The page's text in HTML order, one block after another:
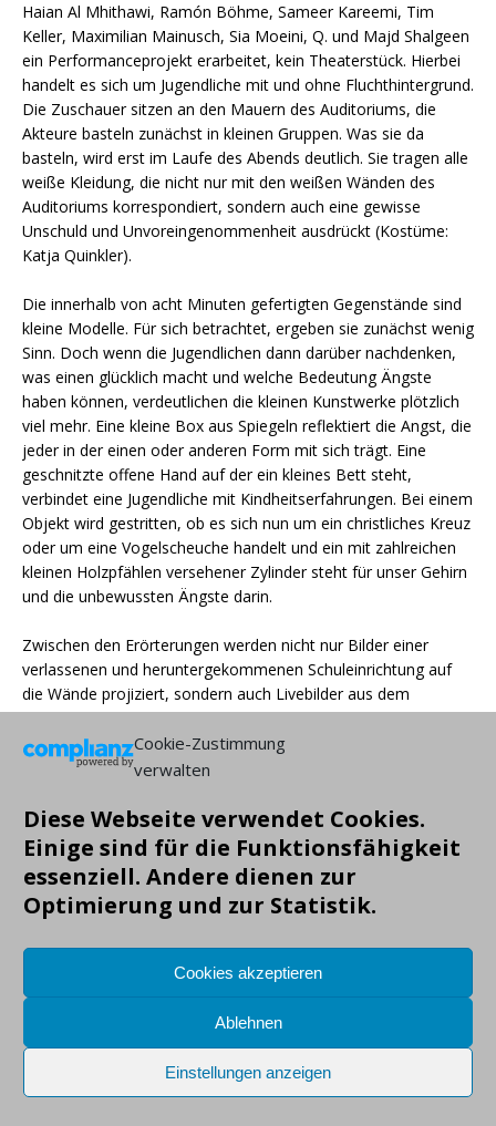
Cookie-Zustimmung
verwalten
Diese Webseite verwendet Cookies.
Einige sind für die Funktionsfähigkeit
essenziell. Andere dienen zur
Optimierung und zur Statistik.
Cookies akzeptieren
Ablehnen
Einstellungen anzeigen
Haian Al Mhithawi, Ramón Böhme, Sameer Kareemi, Tim
Keller, Maximilian Mainusch, Sia Moeini, Q. und Majd Shalgeen
ein Performanceprojekt erarbeitet, kein Theaterstück. Hierbei
handelt es sich um Jugendliche mit und ohne Fluchthintergrund.
Die Zuschauer sitzen an den Mauern des Auditoriums, die
Akteure basteln zunächst in kleinen Gruppen. Was sie da
basteln, wird erst im Laufe des Abends deutlich. Sie tragen alle
weiße Kleidung, die nicht nur mit den weißen Wänden des
Auditoriums korrespondiert, sondern auch eine gewisse
Unschuld und Unvoreingenommenheit ausdrückt (Kostüme:
Katja Quinkler).
Die innerhalb von acht Minuten gefertigten Gegenstände sind
kleine Modelle. Für sich betrachtet, ergeben sie zunächst wenig
Sinn. Doch wenn die Jugendlichen dann darüber nachdenken,
was einen glücklich macht und welche Bedeutung Ängste
haben können, verdeutlichen die kleinen Kunstwerke plötzlich
viel mehr. Eine kleine Box aus Spiegeln reflektiert die Angst, die
jeder in der einen oder anderen Form mit sich trägt. Eine
geschnitzte offene Hand auf der ein kleines Bett steht,
verbindet eine Jugendliche mit Kindheitserfahrungen. Bei einem
Objekt wird gestritten, ob es sich nun um ein christliches Kreuz
oder um eine Vogelscheuche handelt und ein mit zahlreichen
kleinen Holzpfählen versehener Zylinder steht für unser Gehirn
und die unbewussten Ängste darin.
Zwischen den Erörterungen werden nicht nur Bilder einer
verlassenen und heruntergekommenen Schuleinrichtung auf
die Wände projiziert, sondern auch Livebilder aus dem
Auditorium, die mittels einer kleinen gebastelten Kamera
eingefangen werden. Oder Bilder vorüberziehender Vögel
(grenzenlose Freiheit schlechthin). Die angesprochenen
unterschiedlichen Seiten betrachtet. So wie Wände, die nicht
nur schützen, sondern auch abgrenzen. Und wie wäre wohl ein
Haus ohne Wände? Eine Frage, die auch an das Publikum
gestellt wird.
konstruktiven Elementen in der Destruktion geforscht werden,
sondern auch immer wieder Bezüge zu den konkreten
Markus Gründig, November 16